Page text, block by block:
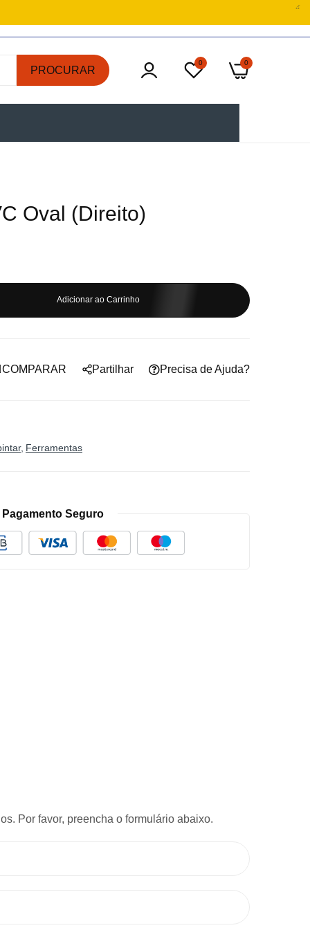
PROCURAR
0 0
Oval (Direito)
Adicionar ao Carrinho
COMPARAR Precisa de Ajuda?
Partilhar
Ferramentas
Pagamento Seguro
Por favor, preencha o formulário abaixo.